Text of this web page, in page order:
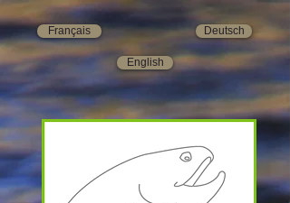
Français Deutsch
English